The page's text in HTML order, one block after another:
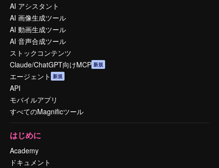
AI アシスタント
AI 画像生成ツール
AI 動画生成ツール
AI 音声合成ツール
ストックコンテンツ
Claude/ChatGPT向けMCP 新規
エージェント 新規
API
モバイルアプリ
すべてのMagnificツール
はじめに
Academy
ドキュメント